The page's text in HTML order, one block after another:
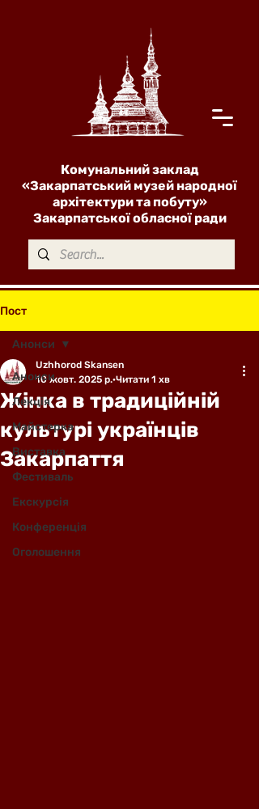
Комунальний заклад
«Закарпатський музей народної
архітектури та побуту»
Закарпатської обласної ради
Пост
Анонси
Лекція
Майстерка
Виставка
Фестиваль
Екскурсія
Конференція
Оголошення
Анонси
Жінка в традиційній
культурі українців
Закарпаття
Uzhhorod Skansen
10 жовт. 2025 р. Читати 1 хв